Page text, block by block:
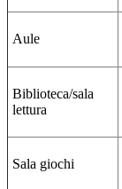
Aule
Biblioteca/sala
lettura
Sala giochi